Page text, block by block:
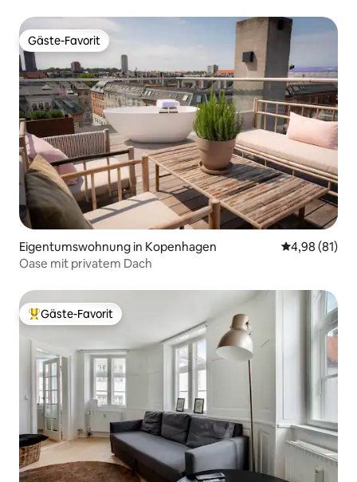
Gäste-Favorit
Gäste-Favorit
Eigentumswohnung in Kopenhagen
4,98 (81)
Oase mit privatem Dach
Beliebter Gäste-Favorit.
Gäste-Favorit